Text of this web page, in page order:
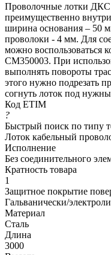
Проволочные лотки ДКС
преимущественно
ширина основания – 50
проволоки - 4 мм. Для
можно воспользоваться
CM350003. При
выполнять повороты
этого нужно подрезать
согнуть лоток под
Код ETIM
?
Быстрый поиск по типу
Лоток кабельный
Исполнение
Без соединительного
Кратность товара
1
Защитное покрытие
Гальванически/
Материал
Сталь
Длина
3000